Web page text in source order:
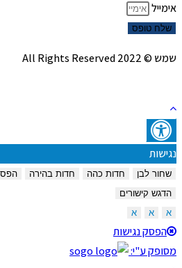
אימייל
שלח טופס
שמש © 2022 All Rights Reserved
נגישות
שחור לבן חדות כהה חדות בהירה
הדגש קישורים
הפסק נגישות
מסופק ע"י: